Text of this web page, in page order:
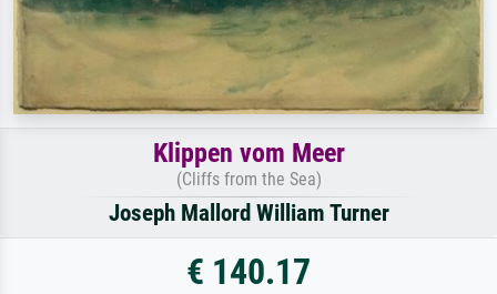
Klippen vom Meer
(Cliffs from the Sea)
Joseph Mallord William Turner
€ 140.17